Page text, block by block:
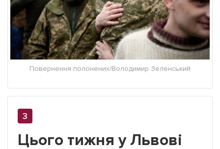
Повернення полонених/Володимир Зеленський
Цього тижня у Львові